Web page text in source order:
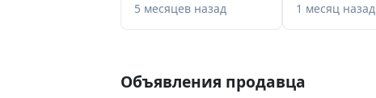
5 месяцев назад 1 месяц назад
Объявления продавца